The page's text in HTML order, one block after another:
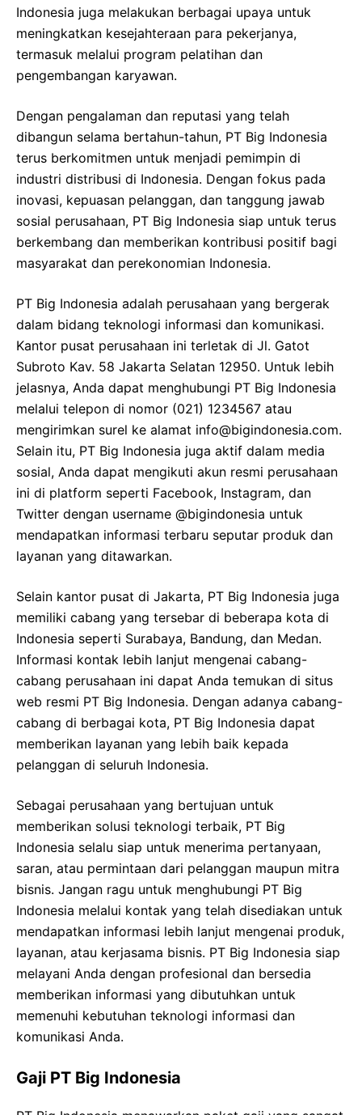
Indonesia juga melakukan berbagai upaya untuk
meningkatkan kesejahteraan para pekerjanya,
termasuk melalui program pelatihan dan
pengembangan karyawan.
Dengan pengalaman dan reputasi yang telah
dibangun selama bertahun-tahun, PT Big Indonesia
terus berkomitmen untuk menjadi pemimpin di
industri distribusi di Indonesia. Dengan fokus pada
inovasi, kepuasan pelanggan, dan tanggung jawab
sosial perusahaan, PT Big Indonesia siap untuk terus
berkembang dan memberikan kontribusi positif bagi
masyarakat dan perekonomian Indonesia.
PT Big Indonesia adalah perusahaan yang bergerak
dalam bidang teknologi informasi dan komunikasi.
Kantor pusat perusahaan ini terletak di Jl. Gatot
Subroto Kav. 58 Jakarta Selatan 12950. Untuk lebih
jelasnya, Anda dapat menghubungi PT Big Indonesia
melalui telepon di nomor (021) 1234567 atau
mengirimkan surel ke alamat info@bigindonesia.com.
Selain itu, PT Big Indonesia juga aktif dalam media
sosial, Anda dapat mengikuti akun resmi perusahaan
ini di platform seperti Facebook, Instagram, dan
Twitter dengan username @bigindonesia untuk
mendapatkan informasi terbaru seputar produk dan
layanan yang ditawarkan.
Selain kantor pusat di Jakarta, PT Big Indonesia juga
memiliki cabang yang tersebar di beberapa kota di
Indonesia seperti Surabaya, Bandung, dan Medan.
Informasi kontak lebih lanjut mengenai cabang-
cabang perusahaan ini dapat Anda temukan di situs
web resmi PT Big Indonesia. Dengan adanya cabang-
cabang di berbagai kota, PT Big Indonesia dapat
memberikan layanan yang lebih baik kepada
pelanggan di seluruh Indonesia.
Sebagai perusahaan yang bertujuan untuk
memberikan solusi teknologi terbaik, PT Big
Indonesia selalu siap untuk menerima pertanyaan,
saran, atau permintaan dari pelanggan maupun mitra
bisnis. Jangan ragu untuk menghubungi PT Big
Indonesia melalui kontak yang telah disediakan untuk
mendapatkan informasi lebih lanjut mengenai produk,
layanan, atau kerjasama bisnis. PT Big Indonesia siap
melayani Anda dengan profesional dan bersedia
memberikan informasi yang dibutuhkan untuk
memenuhi kebutuhan teknologi informasi dan
komunikasi Anda.
Gaji PT Big Indonesia